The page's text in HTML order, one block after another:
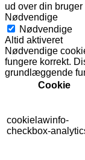
ud over din
Nødvendige
Nødvendige
Altid aktiveret
Nødvendige
fungere korrekt.
grundlæggende
Cookie
cookielawinfo-
checkbox-